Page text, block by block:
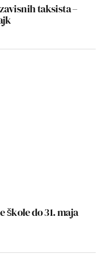
taksista –
škole do 31. maja